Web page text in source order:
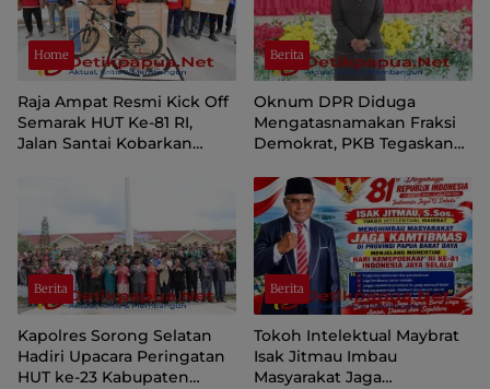
Home
Raja Ampat Resmi Kick Off
Semarak HUT Ke-81 RI,
Jalan Santai Kobarkan
Berita
Oknum DPR Diduga
Mengatasnamakan Fraksi
Demokrat, PKB Tegaskan
Papua Pegunungan
Berita
Kapolres Sorong Selatan
Hadiri Upacara Peringatan
HUT ke-23 Kabupaten
Berita
Tokoh Intelektual Maybrat
Isak Jitmau Imbau
Masyarakat Jaga